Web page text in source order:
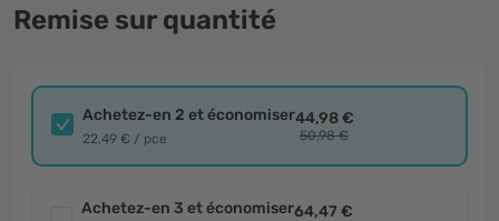
Remise sur quantité
Achetez-en 2 et économiser
22,49 € / pce
44,98 €
50,98 €
Achetez-en 3 et économiser64,47 €